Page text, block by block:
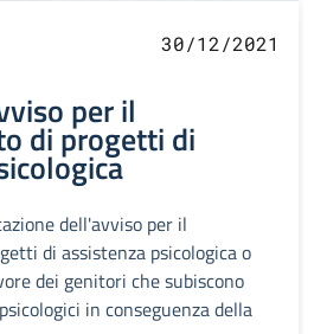
30/12/2021
per il
di progetti di
dell'avviso per il
di assistenza psicologica o
dei genitori che subiscono
in conseguenza della